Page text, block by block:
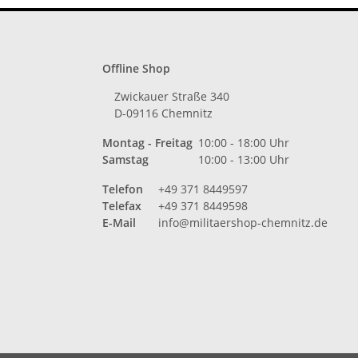
Offline Shop
Zwickauer Straße 340
D-09116 Chemnitz
Montag - Freitag 10:00 - 18:00 Uhr
Samstag
10:00 - 13:00 Uhr
Telefon
+49 371 8449597
Telefax
+49 371 8449598
E-Mail
info@militaershop-chemnitz.de